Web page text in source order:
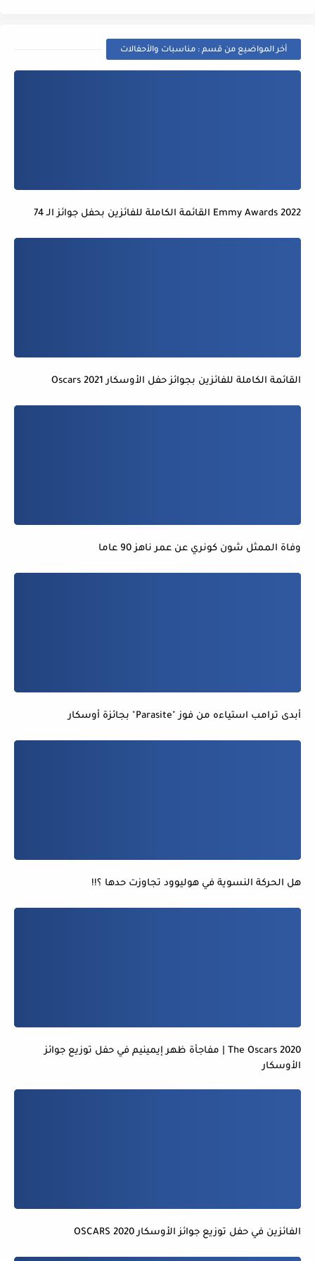
أخر المواضيع من قسم : مناسبات والأحفالات
2022 Emmy Awards القائمة الكاملة للفائزين بحفل جوائز الـ 74
القائمة الكاملة للفائزين بجوائز حفل الأوسكار 2021 Oscars
وفاة الممثل شون كونري عن عمر ناهز 90 عاما
أبدى ترامب استياءه من فوز "Parasite" بجائزة أوسكار
هل الحركة النسوية في هوليوود تجاوزت حدها ؟!!
The Oscars 2020 | مفاجأة ظهر إيمينيم في حفل توزيع جوائز
الأوسكار
الفائزين في حفل توزيع جوائز الأوسكار OSCARS 2020